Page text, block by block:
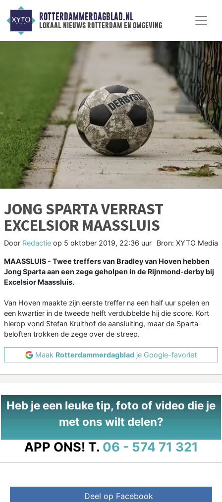
ROTTERDAMMERDAGBLAD.NL
lokaal nieuws rotterdam en omgeving
JONG SPARTA VERRAST
EXCELSIOR MAASSLUIS
Door Redactie op 5 oktober 2019, 22:36 uur Bron: XYTO Media
MAASSLUIS - Twee treffers van Bradley van Hoven hebben
Jong Sparta aan een zege geholpen in de Rijnmond-derby bij
Excelsior Maassluis.
Van Hoven maakte zijn eerste treffer na een half uur spelen en
een kwartier in de tweede helft verdubbelde hij die score. Kort
hierop vond Stefan Kruithof de aansluiting, maar de Sparta-
beloften trokken de zege over de streep.
Maak Rotterdammerdagblad je Google-favoriet
Heb je een leuke tip, foto of video die je
met ons wilt delen?
APP ONS! T. 06 - 574 71 321
Deel op Facebook